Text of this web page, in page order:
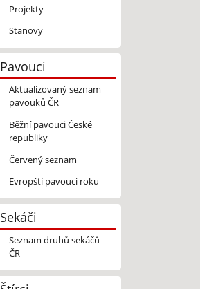
Projekty
Stanovy
Pavouci
Aktualizovaný seznam
pavouků ČR
Běžní pavouci České
republiky
Červený seznam
Evropští pavouci roku
Sekáči
Seznam druhů sekáčů
ČR